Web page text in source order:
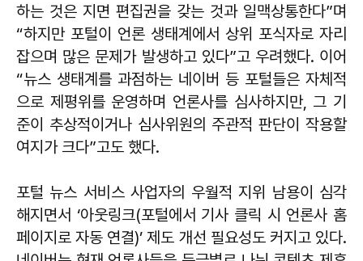
하는 것은 지면 편집권을 갖는 것과 일맥상통한다”며
“하지만 포털이 언론 생태계에서 상위 포식자로 자리
잡으며 많은 문제가 발생하고 있다”고 우려했다. 이어
“뉴스 생태계를 과점하는 네이버 등 포털들은 자체적
으로 제평위를 운영하며 언론사를 심사하지만, 그 기
준이 추상적이거나 심사위원의 주관적 판단이 작용할
여지가 크다”고도 했다.
포털 뉴스 서비스 사업자의 우월적 지위 남용이 심각
해지면서 ‘아웃링크(포털에서 기사 클릭 시 언론사 홈
페이지로 자동 연결)’ 제도 개선 필요성도 커지고 있다.